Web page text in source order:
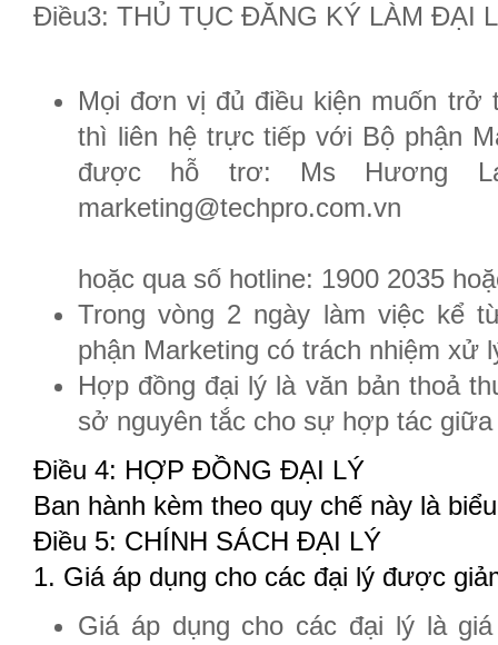
Điều3: THỦ TỤC ĐĂNG KÝ LÀM ĐẠI
Mọi đơn vị đủ điều kiện muốn trở
thì liên hệ trực tiếp với Bộ phận
được hỗ trơ: Ms Hương
marketing@techpro.com.vn
hoặc qua số hotline: 1900 2035
Trong vòng 2 ngày làm việc kể
phận Marketing có trách nhiệm xử
Hợp đồng đại lý là văn bản thoả
sở nguyên tắc cho sự hợp tác
Điều 4: HỢP ĐỒNG ĐẠI LÝ
Ban hành kèm theo quy chế này là
Điều 5: CHÍNH SÁCH ĐẠI LÝ
1. Giá áp dụng cho các đại lý được
Giá áp dụng cho các đại lý là